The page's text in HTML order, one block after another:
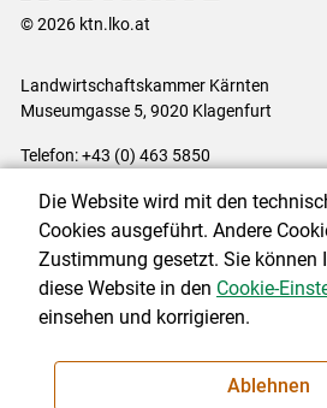
© 2026 ktn.lko.at
Landwirtschaftskammer Kärnten
Museumgasse 5, 9020 Klagenfurt
Telefon: +43 (0) 463 5850
Impressum|Kontakt|
Cookie-Einstellungen
NEWSLETTER
Die Website wird mit den
Cookies ausgeführt. Andere
Zustimmung gesetzt. Sie können
diese Website in den Cookie-
einsehen und korrigieren.
Ablehnen